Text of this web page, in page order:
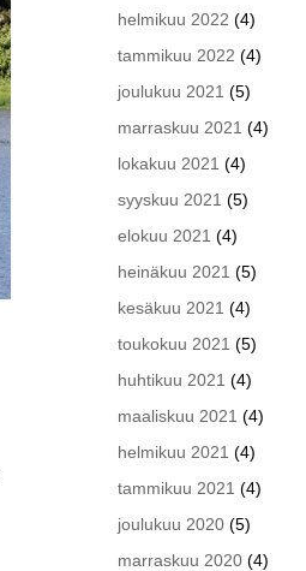
helmikuu 2022 (4)
tammikuu 2022 (4)
joulukuu 2021 (5)
marraskuu 2021 (4)
lokakuu 2021 (4)
syyskuu 2021 (5)
elokuu 2021 (4)
heinäkuu 2021 (5)
kesäkuu 2021 (4)
toukokuu 2021 (5)
huhtikuu 2021 (4)
maaliskuu 2021 (4)
helmikuu 2021 (4)
tammikuu 2021 (4)
joulukuu 2020 (5)
marraskuu 2020 (4)